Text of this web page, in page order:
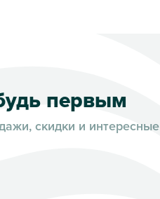
первым
скидки и интересные